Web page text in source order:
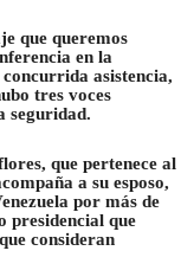
que queremos
en la
asistencia,
tres voces
seguridad.
que pertenece al
a su esposo,
por más de
presidencial que
consideran